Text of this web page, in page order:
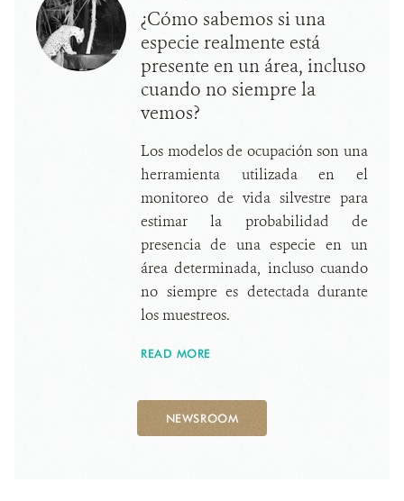
¿Cómo sabemos si una
especie realmente está
presente en un área, incluso
cuando no siempre la
vemos?
Los modelos de ocupación son una
herramienta utilizada en el
monitoreo de vida silvestre para
estimar la probabilidad de
presencia de una especie en un
área determinada, incluso cuando
no siempre es detectada durante
los muestreos.
READ MORE
NEWSROOM